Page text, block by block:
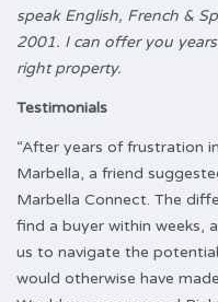
speak English, French &
2001. I can offer you
right property.
Testimonials
“After years of frustration
Marbella, a friend
Marbella Connect. The
find a buyer within weeks,
us to navigate the
would otherwise have